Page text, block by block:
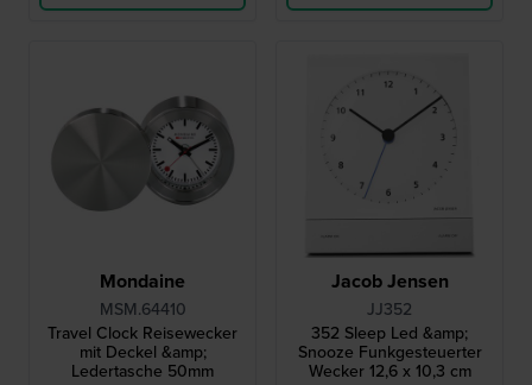
Mondaine
MSM.64410
Travel Clock Reisewecker
mit Deckel &amp;
Ledertasche 50mm
Jacob Jensen
JJ352
352 Sleep Led &amp;
Snooze Funkgesteuerter
Wecker 12,6 x 10,3 cm